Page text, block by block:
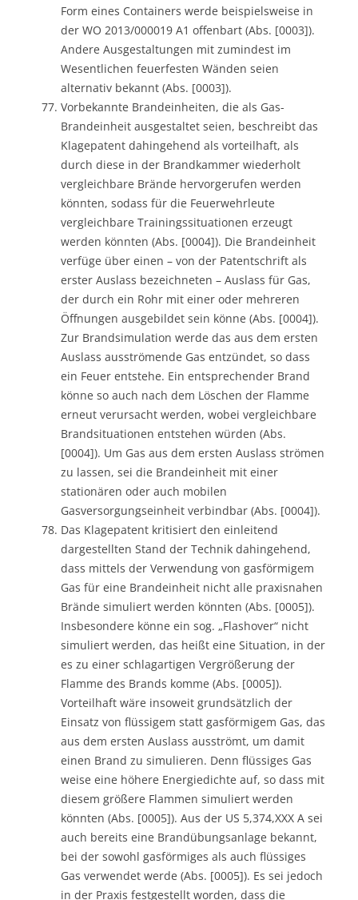
Form eines Containers werde beispielsweise in
der WO 2013/000019 A1 offenbart (Abs. [0003]).
Andere Ausgestaltungen mit zumindest im
Wesentlichen feuerfesten Wänden seien
alternativ bekannt (Abs. [0003]).
Vorbekannte Brandeinheiten, die als Gas-
Brandeinheit ausgestaltet seien, beschreibt das
Klagepatent dahingehend als vorteilhaft, als
durch diese in der Brandkammer wiederholt
vergleichbare Brände hervorgerufen werden
könnten, sodass für die Feuerwehrleute
vergleichbare Trainingssituationen erzeugt
werden könnten (Abs. [0004]). Die Brandeinheit
verfüge über einen – von der Patentschrift als
erster Auslass bezeichneten – Auslass für Gas,
der durch ein Rohr mit einer oder mehreren
Öffnungen ausgebildet sein könne (Abs. [0004]).
Zur Brandsimulation werde das aus dem ersten
Auslass ausströmende Gas entzündet, so dass
ein Feuer entstehe. Ein entsprechender Brand
könne so auch nach dem Löschen der Flamme
erneut verursacht werden, wobei vergleichbare
Brandsituationen entstehen würden (Abs.
[0004]). Um Gas aus dem ersten Auslass strömen
zu lassen, sei die Brandeinheit mit einer
stationären oder auch mobilen
Gasversorgungseinheit verbindbar (Abs. [0004]).
Das Klagepatent kritisiert den einleitend
dargestellten Stand der Technik dahingehend,
dass mittels der Verwendung von gasförmigem
Gas für eine Brandeinheit nicht alle praxisnahen
Brände simuliert werden könnten (Abs. [0005]).
Insbesondere könne ein sog. „Flashover“ nicht
simuliert werden, das heißt eine Situation, in der
es zu einer schlagartigen Vergrößerung der
Flamme des Brands komme (Abs. [0005]).
Vorteilhaft wäre insoweit grundsätzlich der
Einsatz von flüssigem statt gasförmigem Gas, das
aus dem ersten Auslass ausströmt, um damit
einen Brand zu simulieren. Denn flüssiges Gas
weise eine höhere Energiedichte auf, so dass mit
diesem größere Flammen simuliert werden
könnten (Abs. [0005]). Aus der US 5,374,XXX A sei
auch bereits eine Brandübungsanlage bekannt,
bei der sowohl gasförmiges als auch flüssiges
Gas verwendet werde (Abs. [0005]). Es sei jedoch
in der Praxis festgestellt worden, dass die